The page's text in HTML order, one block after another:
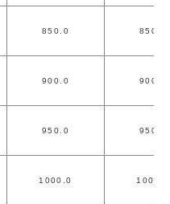
850.0 850.0
900.0 900.0
950.0 950.0
1000.0 1000.0